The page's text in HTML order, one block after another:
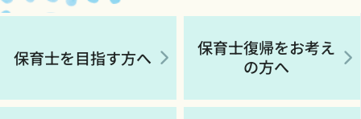
保育士を目指す方へ
保育士復帰をお考え
の方へ